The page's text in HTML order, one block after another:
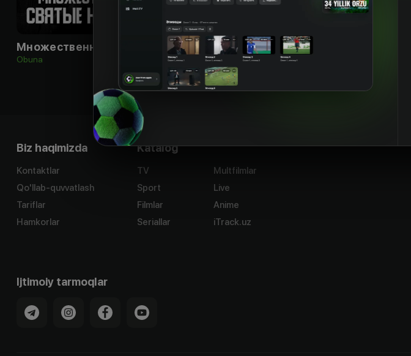
Obuna
Biz haqimizda
Kontaktlar
Qo'llab-quvvatlash
Tariflar
Hamkorlar
Katalog
TV
Sport
Filmlar
Seriallar
Multfilmlar
Live
Anime
iTrack.uz
Ijtimoiy tarmoqlar